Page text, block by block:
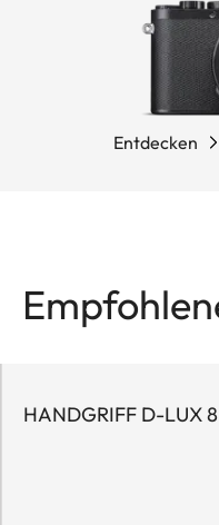
Entdecken
HANDGRIFF D-LUX 8